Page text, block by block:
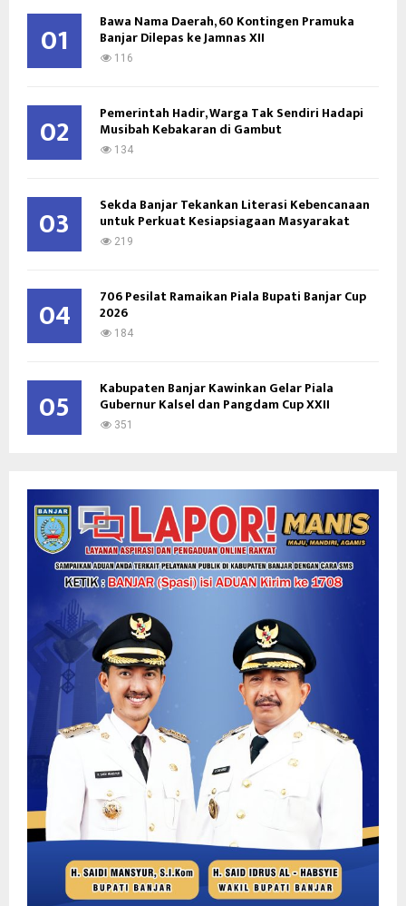
o
H
01 Bawa Nama Daerah, 60 Kontingen Pramuka
Banjar Dilepas ke Jamnas XII
116
02 Pemerintah Hadir, Warga Tak Sendiri Hadapi
Musibah Kebakaran di Gambut
134
03 Sekda Banjar Tekankan Literasi Kebencanaan
untuk Perkuat Kesiapsiagaan Masyarakat
219
04 706 Pesilat Ramaikan Piala Bupati Banjar Cup
2026
184
05 Kabupaten Banjar Kawinkan Gelar Piala
Gubernur Kalsel dan Pangdam Cup XXII
351